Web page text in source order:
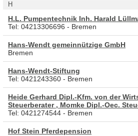
H
H.L. Pumpentechnik Inh. Harald
Tel: 04213306696 - Bremen
Hans-Wendt gemeinnützige GmbH
Bremen
Hans-Wendt-Stiftung
Tel: 0421243360 - Bremen
Heide Gerhard Dipl.-Kfm. von der
Steuerberater , Momke Dipl.-Oec.
Tel: 0421274544 - Bremen
Hof Stein Pferdepension